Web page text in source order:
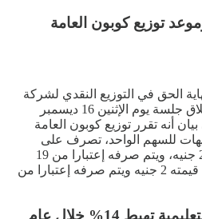
توزيع كوبون العامة
الحق في التوزيع النقدي لشركة
العامة للصوامع والتخزين، بإغلاق جلسة يوم الإثنين 16 ديسمبر
أنه تقرر توزيع كوبون العامة
رقم (29) بواقع 4 جنيهات للسهم الواحد، تصرف على
قسطين القسط الأول قيمته 2 جنيه، ويتم صرفه إعتبارا من 19
ديسمبر 2024، والقسط الثاني قيمته 2 جنيه ويتم صرفه إعتبارا من
14% خلال عام